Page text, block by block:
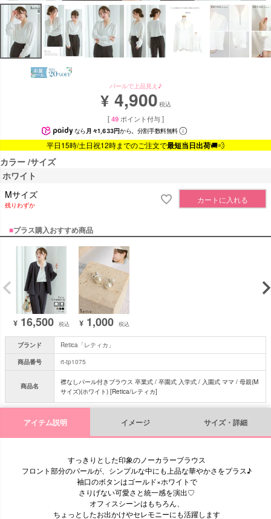
パールで上品見え♪
¥ 4,900 税込
[ 49 ポイント付与 ]
なら 月々1,633円から。分割手数料無料
平日15時/土日祝12時までのご注文で最短当日出荷🚚💨
カラー サイズ
ホワイト
Mサイズ
残りわずか
カートに入れる
■プラス購入おすすめ商品
¥ 16,500 税込 ¥ 1,000 税込
ブランド
Retica「レティカ」
商品番号
rt-tp1075
商品名
襟なしパール付きブラウス 卒業式 / 卒園式 入学式 / 入園式 ママ / 母親(M
サイズ)(ホワイト) [Retica/レティカ]
アイテム説明 イメージ サイズ・詳細
すっきりとした印象のノーカラーブラウス
フロント部分のパールが、シンプルな中にも上品な華やかさをプラス♪
袖口のボタンはゴールド×ホワイトで
さりげない可愛さと統一感を演出♡
オフィスシーンはもちろん、
ちょっとしたお出かけやセレモニーにも活躍します